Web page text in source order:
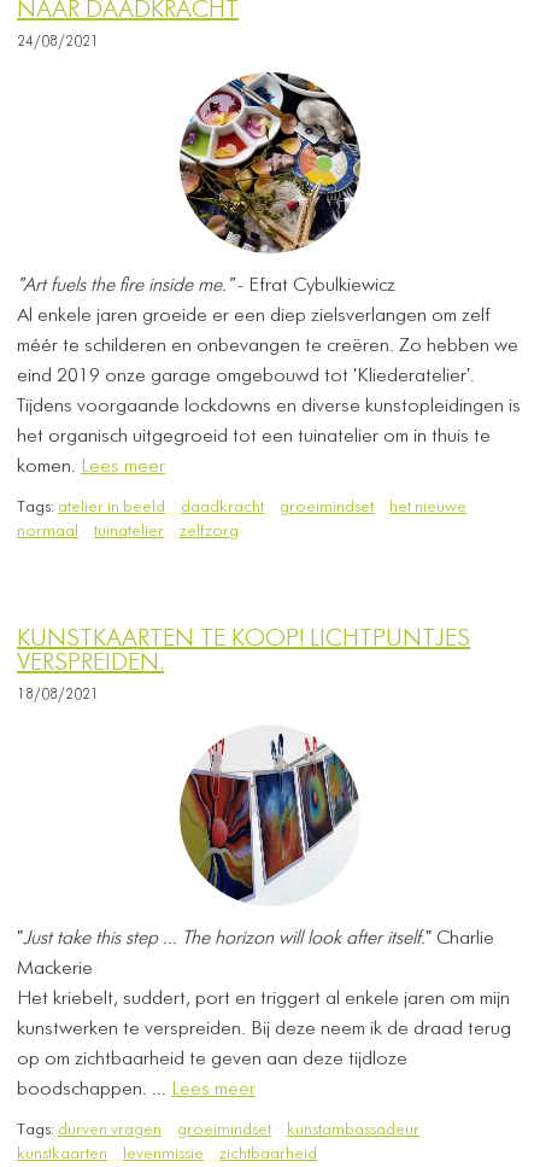
NAAR DAADKRACHT
24/08/2021
"Art fuels the fire inside me."- Efrat Cybulkiewicz
Al enkele jaren groeide er een diep zielsverlangen om zelf
méér te schilderen en onbevangen te creëren. Zo hebben we
eind 2019 onze garage omgebouwd tot 'Kliederatelier'.
Tijdens voorgaande lockdowns en diverse kunstopleidingen is
het organisch uitgegroeid tot een tuinatelier om in thuis te
komen. Lees meer
Tags: atelier in beeld daadkracht groeimindset
het nieuwe
normaal
tuinatelier zelfzorg
KUNSTKAARTEN TE KOOP! LICHTPUNTJES
VERSPREIDEN.
18/08/2021
"Just take this step ... The horizon will look after itself." Charlie
Mackerie
Het kriebelt, suddert, port en triggert al enkele jaren om mijn
kunstwerken te verspreiden. Bij deze neem ik de draad terug
op om zichtbaarheid te geven aan deze tijdloze
boodschappen. ... Lees meer
Tags: durven vragen groeimindset
kunstambassadeur
kunstkaarten
levenmissie zichtbaarheid